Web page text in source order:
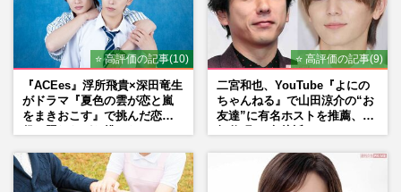
⭐ 高評価の記事(10)
『ACEes』浮所飛貴×深田竜生
がドラマ『夏色の雲が恋と嵐
をまきおこす』で挑んだ恋人
⭐ 高評価の記事(9)
二宮和也、YouTube『よにの
ちゃんねる』で山田涼介の“お
友達”に有名ホストを推薦、歌